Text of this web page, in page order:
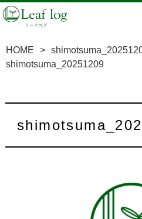
HOME >
shimotsuma_20251209